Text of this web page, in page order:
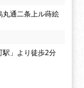
丸通二条上ル蒔絵
駅」より徒歩2分